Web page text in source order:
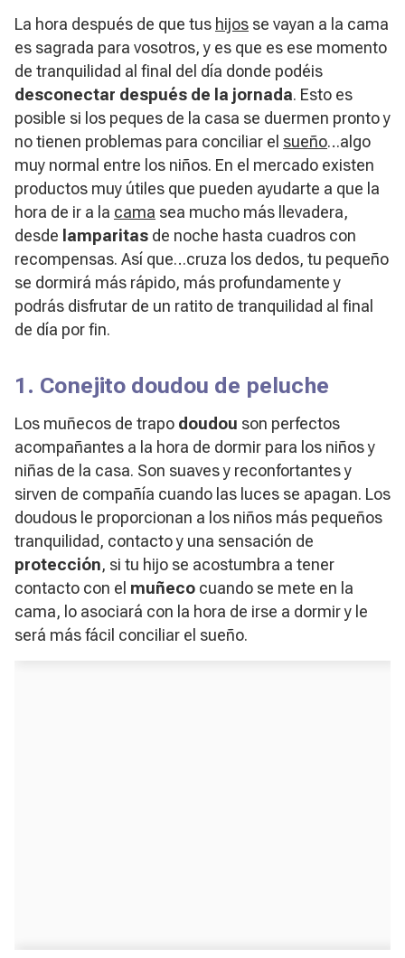
La hora después de que tus hijos se vayan a la cama
es sagrada para vosotros, y es que es ese momento
de tranquilidad al final del día donde podéis
desconectar después de la jornada. Esto es
posible si los peques de la casa se duermen pronto y
no tienen problemas para conciliar el sueño…algo
muy normal entre los niños. En el mercado existen
productos muy útiles que pueden ayudarte a que la
hora de ir a la cama sea mucho más llevadera,
desde lamparitas de noche hasta cuadros con
recompensas. Así que…cruza los dedos, tu pequeño
se dormirá más rápido, más profundamente y
podrás disfrutar de un ratito de tranquilidad al final
de día por fin.
1. Conejito doudou de peluche
Los muñecos de trapo doudou son perfectos
acompañantes a la hora de dormir para los niños y
niñas de la casa. Son suaves y reconfortantes y
sirven de compañía cuando las luces se apagan. Los
doudous le proporcionan a los niños más pequeños
tranquilidad, contacto y una sensación de
protección, si tu hijo se acostumbra a tener
contacto con el muñeco cuando se mete en la
cama, lo asociará con la hora de irse a dormir y le
será más fácil conciliar el sueño.